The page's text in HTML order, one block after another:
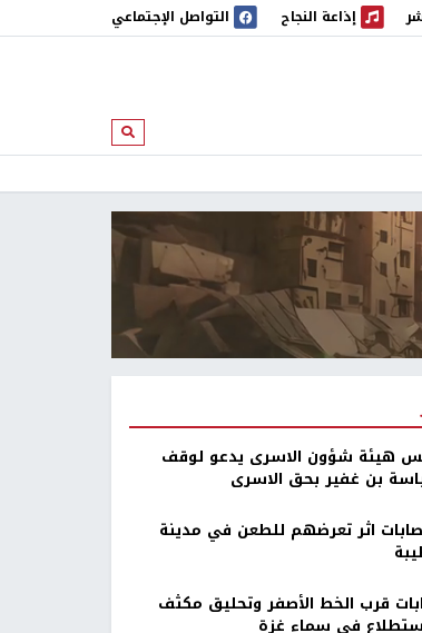
إذاعة النجاح
إذاعة النجاح التواصل الإجتماعي
ابحث
هيئة شؤون الاسرى يدعو لوقف
بن غفير بحق الاسرى
اصابات اثر تعرضهم للطعن في مدينة
قرب الخط الأصفر وتحليق مكثف
في سماء غزة